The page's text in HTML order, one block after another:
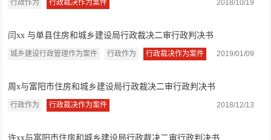
行政作为 行政裁决作为案件 2018/10/19
闫xx 与单县住房和城乡建设局行政裁决二审行政判决书
城乡建设行政管理作为案件 行政作为 行政裁决作为案件 2019/01/09
周x与富阳市住房和城乡建设局行政裁决二审行政判决书
行政作为 行政裁决作为案件 2018/12/13
许xx与富阳市住房和城乡建设局行政裁决二审行政判决书